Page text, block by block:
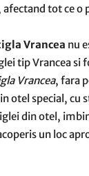
tot ce o
Vrancea nu
tip Vrancea si
Vrancea, fara
otel special, cu
din otel,
un loc